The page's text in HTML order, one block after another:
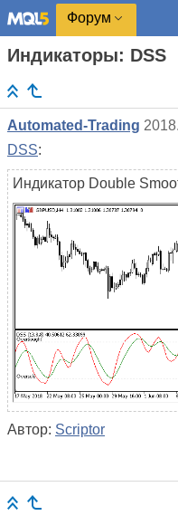
Форум
Индикаторы: DSS
Automated-Trading
DSS:
Индикатор Double
Автор: Scriptor